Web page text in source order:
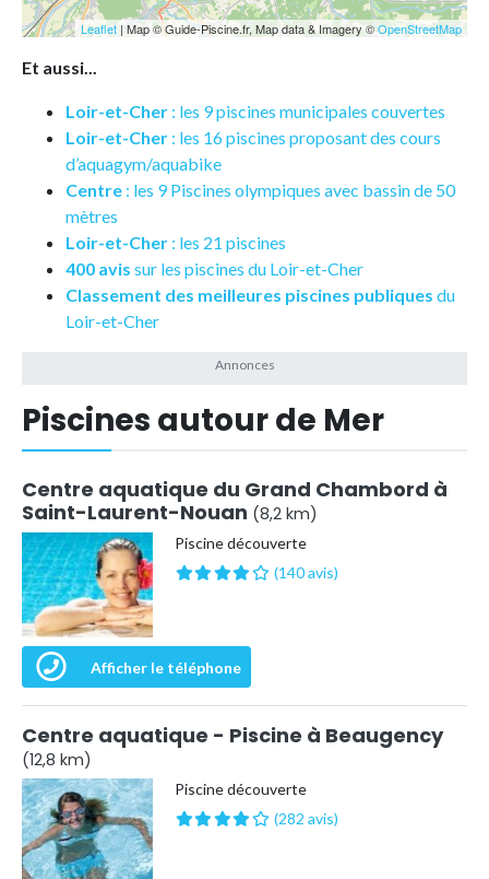
Leaflet | Map © Guide-Piscine.fr, Map data & Imagery ©OpenStreetMap
Et aussi...
Loir-et-Cher : les 9 piscines municipales couvertes
Loir-et-Cher : les 16 piscines proposant des cours
d’aquagym/aquabike
Centre : les 9 Piscines olympiques avec bassin de 50
mètres
Loir-et-Cher : les 21 piscines
400 avis sur les piscines du Loir-et-Cher
Classement des meilleures piscines publiques du
Loir-et-Cher
Piscines autour de Mer
Centre aquatique du Grand Chambord à
Saint-Laurent-Nouan (8,2 km)
Piscine découverte
(140 avis)
Afficher le téléphone
Centre aquatique - Piscine à Beaugency
(12,8 km)
Piscine découverte
(282 avis)